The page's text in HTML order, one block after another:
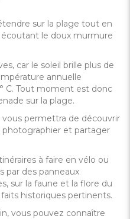
sur la plage tout en
le doux murmure
car le soleil brille plus de
annuelle
C. Tout moment est donc
sur la plage.
vous permettra de découvrir
photographier et partager
à faire en vélo ou
par des panneaux
sur la faune et la flore du
historiques pertinents.
vous pouvez connaître